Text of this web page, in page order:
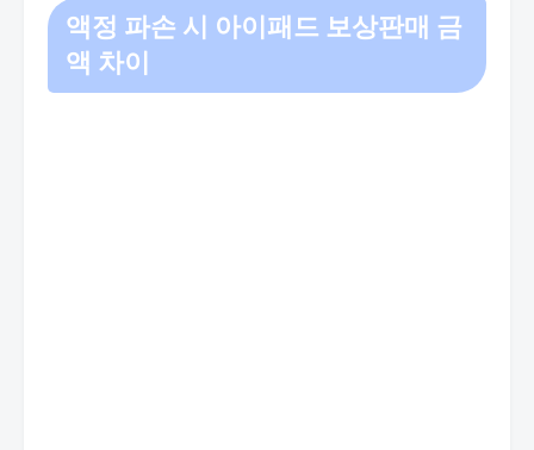
액정 파손 시 아이패드 보상판매 금
액 차이